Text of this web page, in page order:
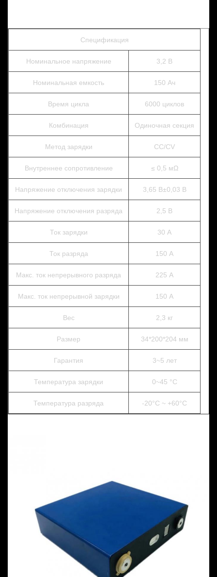
Спецификация
Номинальное напряжение 3,2 В
Номинальная емкость 150 Ач
Время цикла 6000 циклов
Комбинация Одиночная секция
Метод зарядки CC/CV
Внутреннее сопротивление ≤ 0,5 мΩ
Напряжение отключения зарядки 3,65 В±0,03 В
Напряжение отключения разряда 2,5 В
Ток зарядки 30 А
Ток разряда 150 А
Макс. ток непрерывного разряда 225 А
Макс. ток непрерывной зарядки 150 А
Вес 2,3 кг
Размер 34*200*204 мм
Гарантия 3~5 лет
Температура зарядки 0~45 °C
Температура разряда -20°C ~ +60°C